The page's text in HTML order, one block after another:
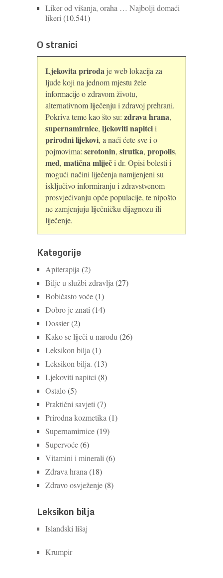
Liker od višanja, oraha … Najbolji domaći
likeri (10.541)
O stranici
Ljekovita priroda je web lokacija za
ljude koji na jednom mjestu žele
informacije o zdravom životu,
alternativnom liječenju i zdravoj prehrani.
Pokriva teme kao što su: zdrava hrana,
supernamirnice, ljekoviti napitcii
prirodni lijekovi, a naći ćete sve i o
pojmovima: serotonin, sirutka, propolis,
med, matična mliječi dr. Opisi bolesti i
mogući načini liječenja namijenjeni su
isključivo informiranju i zdravstvenom
prosvjećivanju opće populacije, te nipošto
ne zamjenjuju liječničku dijagnozu ili
liječenje.
Kategorije
Apiterapija (2)
Bilje u službi zdravlja (27)
Bobičasto voće(1)
Dobro je znati (14)
Dossier(2)
Kako se liječi u narodu (26)
Leksikon bilja (1)
Leksikon bilja. (13)
Ljekoviti napitci (8)
Ostalo(5)
Praktični savjeti (7)
Prirodna kozmetika (1)
Supernamirnice(19)
Supervoće(6)
Vitamini i minerali (6)
Zdrava hrana (18)
Zdravo osvježenje(8)
Leksikon bilja
Islandski lišaj
Krumpir